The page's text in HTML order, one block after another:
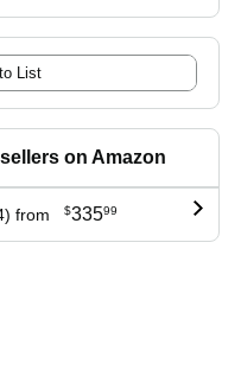
List
on Amazon
from $33599